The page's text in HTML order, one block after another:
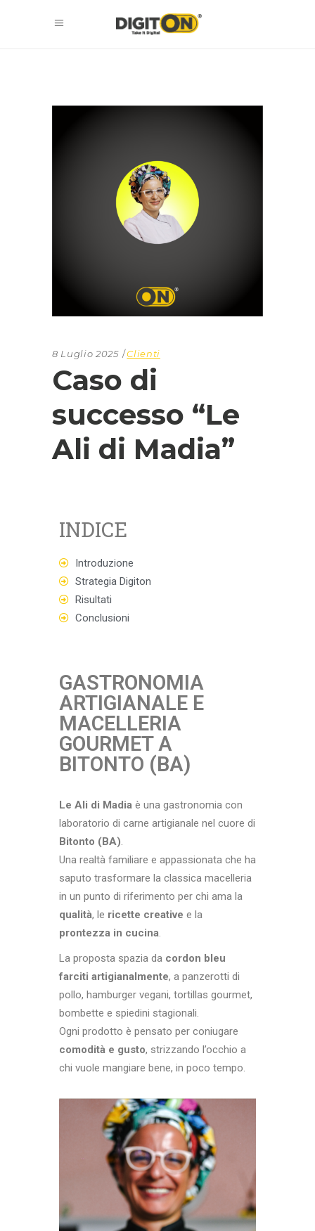
8 Luglio 2025 Clienti
Caso di
successo “Le
Ali di Madia”
INDICE
Introduzione
Strategia Digiton
Risultati
Conclusioni
GASTRONOMIA
ARTIGIANALE E
MACELLERIA
GOURMET A
BITONTO (BA)
Le Ali di Madia è una gastronomia con
laboratorio di carne artigianale nel cuore di
Bitonto (BA).
Una realtà familiare e appassionata che ha
saputo trasformare la classica macelleria
in un punto di riferimento per chi ama la
qualità, le ricette creative e la
prontezza in cucina.
La proposta spazia da cordon bleu
farciti artigianalmente, a panzerotti di
pollo, hamburger vegani, tortillas gourmet,
bombette e spiedini stagionali.
Ogni prodotto è pensato per coniugare
comodità e gusto, strizzando l’occhio a
chi vuole mangiare bene, in poco tempo.